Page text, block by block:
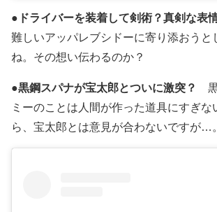
● ドライバーを装着して剣術？真剣な表
難しいアッパレブシドーに寄り添おうと
ね。その想い伝わるのか？
●黒鋼スパナが宝太郎とついに激突？
黒
ミーのことは人間が作った道具にすぎな
ら、宝太郎とは意見が合わないですが…。